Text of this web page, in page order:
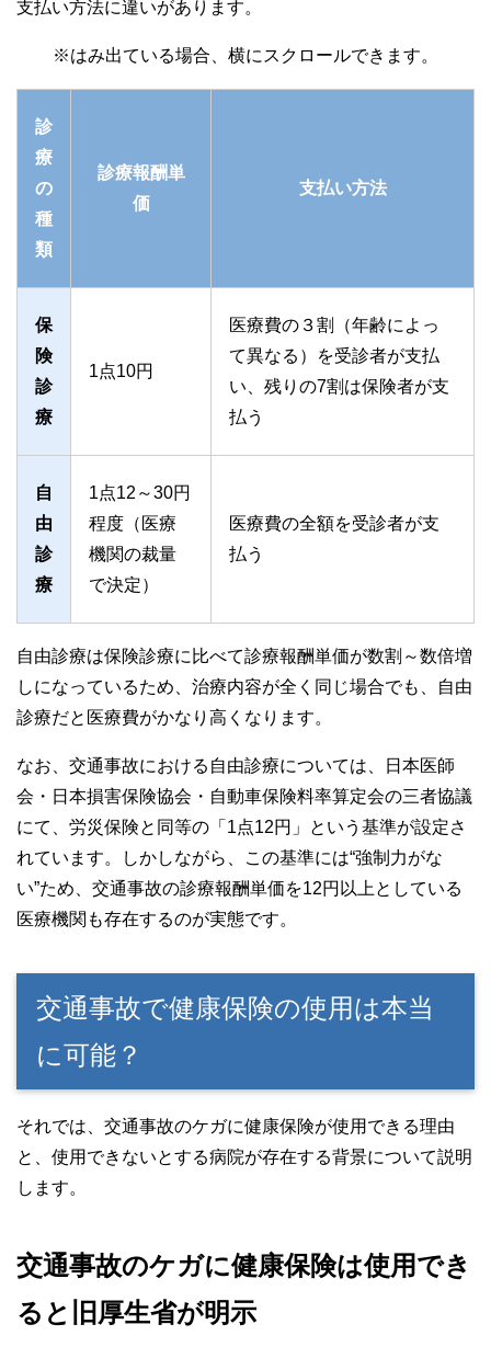
支払い方法に違いがあります。
診
療
の
種
類
診療報酬単
価
支払い方法
保
険
診
療
1点10円
医療費の３割（年齢によっ
て異なる）を受診者が支払
い、残りの7割は保険者が支
払う
自
由
診
療
1点12～30円
程度（医療
機関の裁量
で決定）
医療費の全額を受診者が支
払う
自由診療は保険診療に比べて診療報酬単価が数割～数倍増
しになっているため、治療内容が全く同じ場合でも、自由
診療だと医療費がかなり高くなります。
なお、交通事故における自由診療については、日本医師
会・日本損害保険協会・自動車保険料率算定会の三者協議
にて、労災保険と同等の「1点12円」という基準が設定さ
れています。しかしながら、この基準には“強制力がな
い”ため、交通事故の診療報酬単価を12円以上としている
医療機関も存在するのが実態です。
交通事故で健康保険の使用は本当
に可能？
それでは、交通事故のケガに健康保険が使用できる理由
と、使用できないとする病院が存在する背景について説明
します。
交通事故のケガに健康保険は使用でき
ると旧厚生省が明示